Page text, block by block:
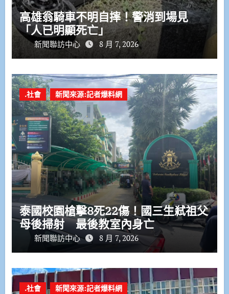
高雄翁騎車不明自摔！警消到場見
「人已明顯死亡」
新聞聯訪中心 8 月 7, 2026
.社會 新聞來源:記者爆料網
泰國校園槍擊8死22傷！國三生弒祖父
母後掃射 最後教室內身亡
新聞聯訪中心 8 月 7, 2026
.社會 新聞來源:記者爆料網